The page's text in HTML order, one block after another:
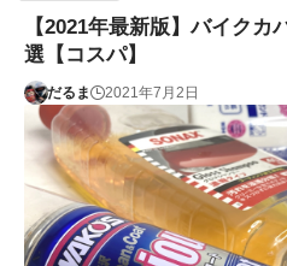
【2021年最新版】バイク
選【コスパ】
だるま 2021年7月2日